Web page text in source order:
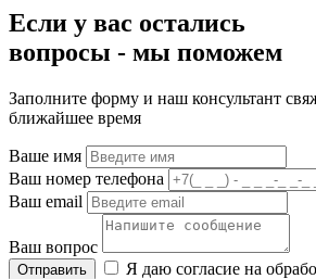
Если у вас остались
вопросы - мы поможем
Заполните форму и наш консультант
ближайшее время
Ваше имя
Ваш номер телефона
Ваш email
Ваш вопрос
Отправить
Я даю согласие на